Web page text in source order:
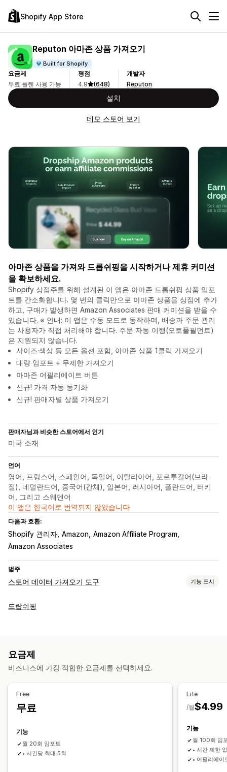
Shopify App Store
Reputon 아마존 상품 가져오기
Built for Shopify
요금제
무료 플랜 사용 가능
평점
4.9
(648)
개발자
Reputon
설치
데모 스토어 보기
아마존 상품을 가져와 드롭쉬핑을 시작하거나 제휴 커미션
을 확보하세요.
Shopify 상점주를 위해 설계된 이 앱은 아마존 드롭쉬핑 상품 임포
트를 간소화합니다. 몇 번의 클릭만으로 아마존 상품을 상점에 추가
하고, 구매가 발생하면 Amazon Associates 판매 커미션을 받을 수
있습니다. ※ 안내: 이 앱은 수동 모드로 동작하며, 배송과 주문 관리
는 사용자가 직접 처리해야 합니다. 주문 자동 이행(오토풀필먼트)
은 지원되지 않습니다.
사이즈·색상 등 모든 옵션 포함, 아마존 상품 1클릭 가져오기
대량 임포트 + 무제한 가져오기
아마존 어필리에이트 버튼
신규! 가격 자동 동기화
신규! 판매자별 상품 가져오기
판매자님과 비슷한 스토어에서 인기
미국 소재
언어
영어, 프랑스어, 스페인어, 독일어, 이탈리아어, 포르투갈어(브라
질), 네덜란드어, 중국어(간체), 일본어, 러시아어, 폴란드어, 터키
어, 그리고 스웨덴어
이 앱은 한국어로 번역되지 않았습니다
다음과 호환:
Shopify 관리자 Amazon Amazon Affiliate Program
Amazon Associates
범주
스토어 데이터 가져오기 도구 기능 표시
데이터 동기화
대량 가져오기
드랍쉬핑
요금제
비즈니스에 가장 적합한 요금제를 선택하세요.
Free
무료
기능
월 20회 임포트
• 시간당 최대 5회
Lite
$4.99
/월
기능
월 100회 임
• 시간 제한
• 어필리에이